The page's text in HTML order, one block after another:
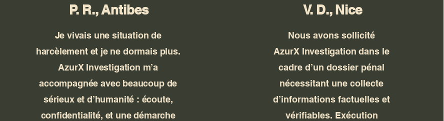
P. R., Antibes
Je vivais une situation de
harcèlement et je ne dormais plus.
AzurX Investigation m’a
accompagnée avec beaucoup de
sérieux et d’humanité : écoute,
confidentialité, et une démarche
V. D., Nice
Nous avons sollicité
AzurX Investigation dans le
cadre d’un dossier pénal
nécessitant une collecte
d’informations factuelles et
vérifiables. Exécution